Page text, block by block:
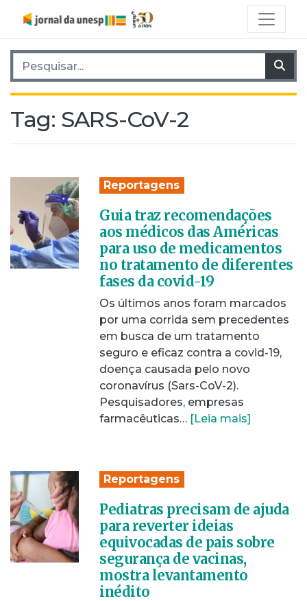
Pesquisar por:
Tag: SARS-CoV-2
Reportagens
Guia traz recomendações
aos médicos das Américas
para uso de medicamentos
no tratamento de diferentes
fases da covid-19
Os últimos anos foram marcados
por uma corrida sem precedentes
em busca de um tratamento
seguro e eficaz contra a covid-19,
doença causada pelo novo
coronavírus (Sars-CoV-2).
Pesquisadores, empresas
farmacêuticas… [Leia mais]
Reportagens
Pediatras precisam de ajuda
para reverter ideias
equivocadas de pais sobre
segurança de vacinas,
mostra levantamento
inédito